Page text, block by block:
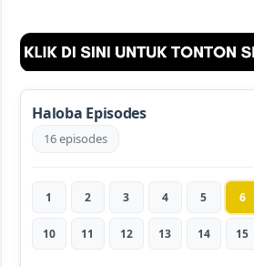
Haloba Episodes
16 episodes
1 2 3 4 5 6
10 11 12 13 14 15